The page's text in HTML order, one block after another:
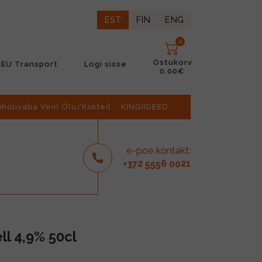
EST FIN ENG
EU Transport Logi sisse
0
Ostukorv
0.00€
Vein Õlu/Kokteil KINGIIDEED
e-poe kontakt:
+372 5556 0021
4,9% 50cl